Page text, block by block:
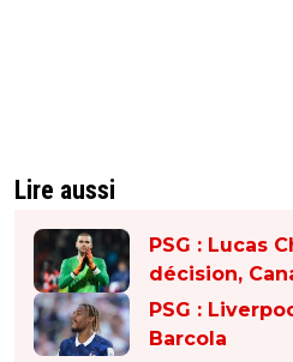
Lire aussi
PSG : Lucas
décision,
PSG :
Barcola